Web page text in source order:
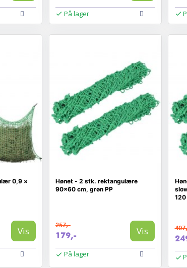
På lager
0,9 ×
Vis
Hønet - 2 stk. rektangulære
90×60 cm, grøn PP
257,-
179,- Vis
På lager